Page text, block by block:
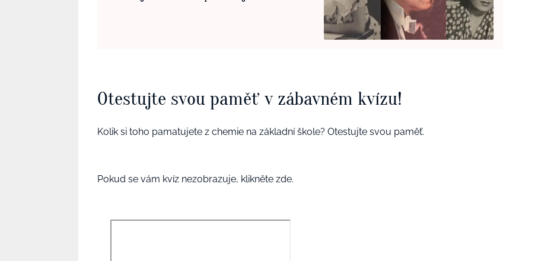
Otestujte svou paměť v zábavném kvízu!
Kolik si toho pamatujete z chemie na základní škole? Otestujte svou paměť.
Pokud se vám kvíz nezobrazuje, klikněte zde.